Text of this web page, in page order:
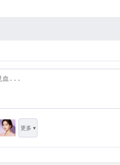
更多 ▾